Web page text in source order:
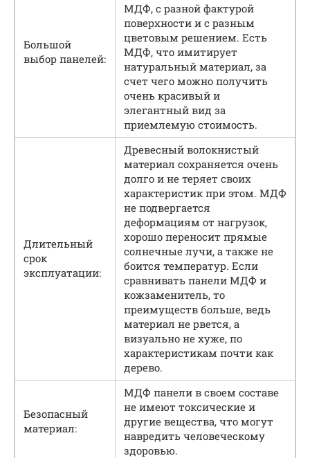
Большой
выбор панелей:
МДФ, с разной фактурой
поверхности и с разным
цветовым решением. Есть
МДФ, что имитирует
натуральный материал, за
счет чего можно получить
очень красивый и
элегантный вид за
приемлемую стоимость.
Длительный
срок
эксплуатации:
Древесный волокнистый
материал сохраняется очень
долго и не теряет своих
характеристик при этом. МДФ
не подвергается
деформациям от нагрузок,
хорошо переносит прямые
солнечные лучи, а также не
боится температур. Если
сравнивать панели МДФ и
кожзаменитель, то
преимуществ больше, ведь
материал не рвется, а
визуально не хуже, по
характеристикам почти как
дерево.
Безопасный
материал:
МДФ панели в своем составе
не имеют токсические и
другие вещества, что могут
навредить человеческому
здоровью.